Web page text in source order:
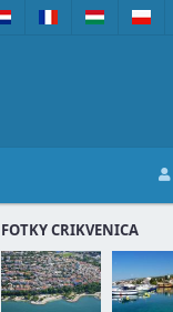
FOTKY CRIKVENICA